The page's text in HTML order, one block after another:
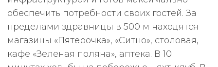
обеспечить потребности своих гостей. За
пределами здравницы в 500 м находятся
магазины «Пятерочка», «Ситно», столовая,
кафе «Зеленая поляна», аптека. В 10